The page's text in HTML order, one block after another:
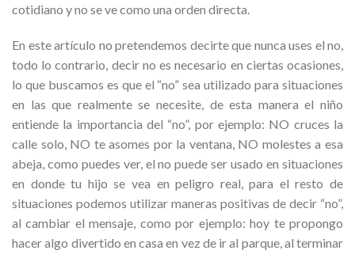
cotidiano y no se ve como una orden directa.
En este artículo no pretendemos decirte que nunca uses el no,
todo lo contrario, decir no es necesario en ciertas ocasiones,
lo que buscamos es que el “no” sea utilizado para situaciones
en las que realmente se necesite, de esta manera el niño
entiende la importancia del “no”, por ejemplo: NO cruces la
calle solo, NO te asomes por la ventana, NO molestes a esa
abeja, como puedes ver, el no puede ser usado en situaciones
en donde tu hijo se vea en peligro real, para el resto de
situaciones podemos utilizar maneras positivas de decir “no”,
al cambiar el mensaje, como por ejemplo: hoy te propongo
hacer algo divertido en casa en vez de ir al parque, al terminar